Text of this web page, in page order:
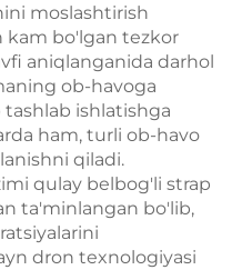
moslashtirish
kam bo'lgan tezkor
aniqlanganida darhol
ob-havoga
ishlatishga
ham, turli ob-havo
qiladi.
qulay belbog'li strap
ta'minlangan bo'lib,
dron texnologiyasi